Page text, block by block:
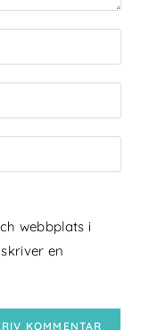
webbplats i
en